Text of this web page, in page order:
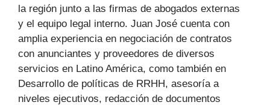
la región junto a las firmas de abogados externas
y el equipo legal interno. Juan José cuenta con
amplia experiencia en negociación de contratos
con anunciantes y proveedores de diversos
servicios en Latino América, como también en
Desarrollo de políticas de RRHH, asesoría a
niveles ejecutivos, redacción de documentos